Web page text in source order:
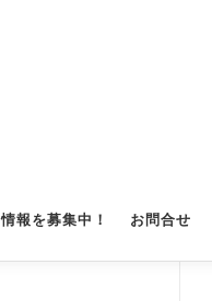
情報を募集中！ お問合せ